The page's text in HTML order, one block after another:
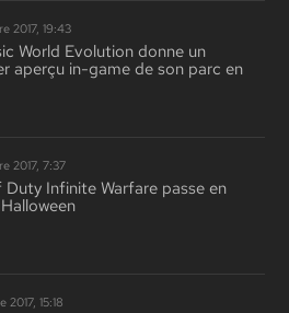
2017, 19:43
World Evolution donne un
aperçu in-game de son parc en
2017, 7:37
Duty Infinite Warfare passe en
2017, 15:18